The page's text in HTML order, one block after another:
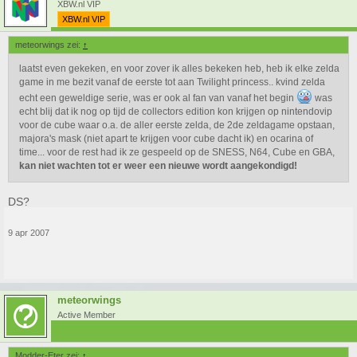
XBW.nl VIP
XBW.nl VIP
meteorwings zei: ↑
laatst even gekeken, en voor zover ik alles bekeken heb, heb ik elke zelda
game in me bezit vanaf de eerste tot aan Twilight princess.. kvind zelda
echt een geweldige serie, was er ook al fan van vanaf het begin
was
echt blij dat ik nog op tijd de collectors edition kon krijgen op nintendovip
voor de cube waar o.a. de aller eerste zelda, de 2de zeldagame opstaan,
majora's mask (niet apart te krijgen voor cube dacht ik) en ocarina of
time... voor de rest had ik ze gespeeld op de SNESS, N64, Cube en GBA,
kan niet wachten tot er weer een nieuwe wordt aangekondigd!
DS?
9 apr 2007
meteorwings
Active Member